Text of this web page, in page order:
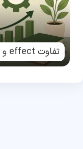
تفاوت effect و affect چیست؟